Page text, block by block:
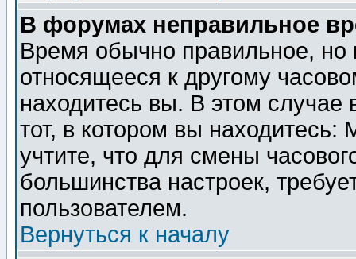
В форумах неправильное
Время обычно правильное,
относящееся к другому
находитесь вы. В этом
тот, в котором вы
учтите, что для смены
большинства настроек,
пользователем.
Вернуться к началу